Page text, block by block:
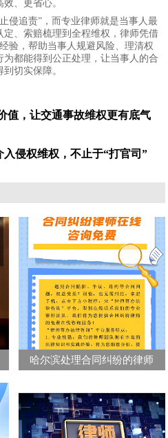
、更省心。
侵追责”，而专业律师就是当事人最
定、索赔梳理到全程维权，律师凭借
验，帮助当事人规避风险、理清权
都能得到公正处理，让当事人的合
切实保障。
值，让交通事故维权更有底气
侵权维权，不止于“打官司”
哈尔滨处理合同纠纷的律师